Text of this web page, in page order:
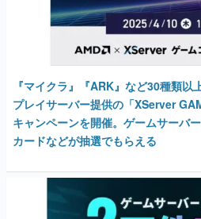
『マイクラ』『ARK』など30種類
プレイサーバー提供の「XServer
キャンペーンを開催。ゲームサーバ
カードなどが抽選でもらえる